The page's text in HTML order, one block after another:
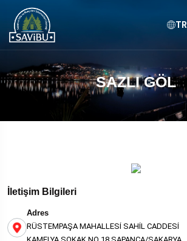
TR
SAZLI GÖL
İletişim Bilgileri
Adres
RÜSTEMPAŞA MAHALLESİ SAHİL CADDESİ